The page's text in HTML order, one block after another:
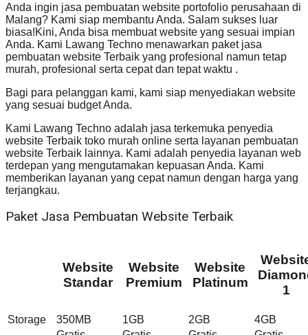
Anda ingin jasa pembuatan website portofolio perusahaan di
Malang? Kami siap membantu Anda. Salam sukses luar
biasa!Kini, Anda bisa membuat website yang sesuai impian
Anda. Kami Lawang Techno menawarkan paket jasa
pembuatan website Terbaik yang profesional namun tetap
murah, profesional serta cepat dan tepat waktu .
Bagi para pelanggan kami, kami siap menyediakan website
yang sesuai budget Anda.
Kami Lawang Techno adalah jasa terkemuka penyedia
website Terbaik toko murah online serta layanan pembuatan
website Terbaik lainnya. Kami adalah penyedia layanan web
terdepan yang mengutamakan kepuasan Anda. Kami
memberikan layanan yang cepat namun dengan harga yang
terjangkau.
Paket Jasa Pembuatan Website Terbaik
Website
Standar
Website
Premium
Website
Platinum
1
Storage 350MB 1GB 2GB 4GB